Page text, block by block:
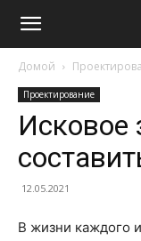
Домой
Проектирование
Исковое
12.05.2021
В жизни каждого